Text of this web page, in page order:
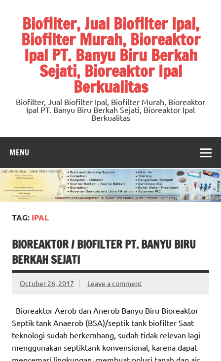
contentBiofilter, Jual Biofilter Ipal,
Biofilter Murah, Bioreaktor
Ipal PT. Banyu Biru Berkah
Sejati, Bioreaktor Ipal
Berkualitas
Biofilter, Jual Biofilter Ipal, Biofilter Murah, Bioreaktor
Ipal PT. Banyu Biru Berkah Sejati, Bioreaktor Ipal
Berkualitas
MENU
TAG: IPAL
BIOREAKTOR / BIOFILTER PT. BANYU BIRU
BERKAH SEJATI
October 26, 2017 Leave a comment
Bioreaktor Aerob dan Anerob Banyu Biru Bioreaktor
Septik tank Anaerob (BSA)/septik tank biofilter Saat
teknologi sudah berkembang, sudah tidak relevan lagi
menggunakan septiktank konvensional, karena dapat